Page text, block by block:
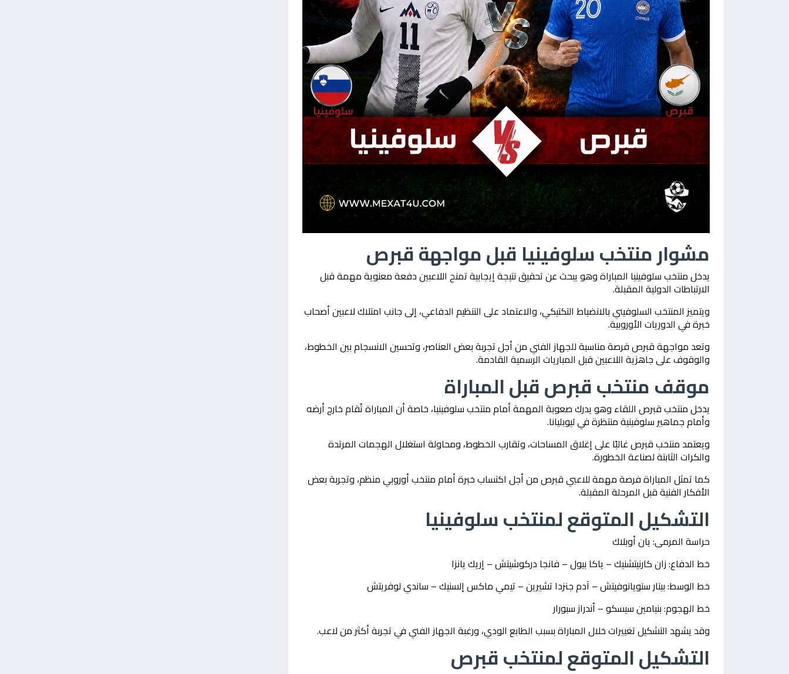
مشوار منتخب سلوفينيا قبل مواجهة قبرص
يدخل منتخب سلوفينيا المباراة وهو يبحث عن تحقيق نتيجة إيجابية تمنح اللاعبين دفعة معنوية مهمة قبل
الارتباطات الدولية المقبلة.
ويتميز المنتخب السلوفيني بالانضباط التكتيكي، والاعتماد على التنظيم الدفاعي، إلى جانب امتلاك لاعبين أصحاب
خبرة في الدوريات الأوروبية.
وتعد مواجهة قبرص فرصة مناسبة للجهاز الفني من أجل تجربة بعض العناصر، وتحسين الانسجام بين الخطوط،
والوقوف على جاهزية اللاعبين قبل المباريات الرسمية القادمة.
موقف منتخب قبرص قبل المباراة
يدخل منتخب قبرص اللقاء وهو يدرك صعوبة المهمة أمام منتخب سلوفينيا، خاصة أن المباراة تُقام خارج أرضه
وأمام جماهير سلوفينية منتظرة في ليوبليانا.
ويعتمد منتخب قبرص غالبًا على إغلاق المساحات، وتقارب الخطوط، ومحاولة استغلال الهجمات المرتدة
والكرات الثابتة لصناعة الخطورة.
كما تمثل المباراة فرصة مهمة للاعبي قبرص من أجل اكتساب خبرة أمام منتخب أوروبي منظم، وتجربة بعض
الأفكار الفنية قبل المرحلة المقبلة.
التشكيل المتوقع لمنتخب سلوفينيا
حراسة المرمى: يان أوبلاك
خط الدفاع: زان كارنيتشنيك – ياكا بيول – فانجا دركوشيتش – إريك يانزا
خط الوسط: بيتار ستويانوفيتش – آدم جنزدا تشيرين – تيمي ماكس إلسنيك – ساندي لوفريتش
خط الهجوم: بنيامين سيسكو – أندراز سبورار
وقد يشهد التشكيل تغييرات خلال المباراة بسبب الطابع الودي، ورغبة الجهاز الفني في تجربة أكثر من لاعب.
التشكيل المتوقع لمنتخب قبرص